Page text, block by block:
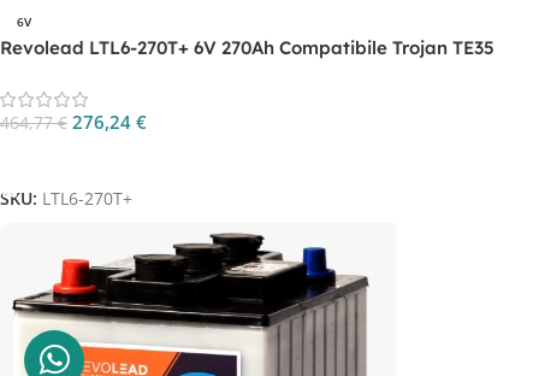
6V
Revolead LTL6-270T+ 6V 270Ah Compatibile Trojan TE35
464,77€ 276,24 €
SKU: LTL6-270T+